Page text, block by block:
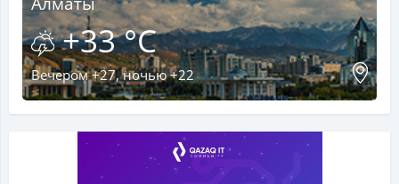
+33 °C
Вечером +27, ночью +22